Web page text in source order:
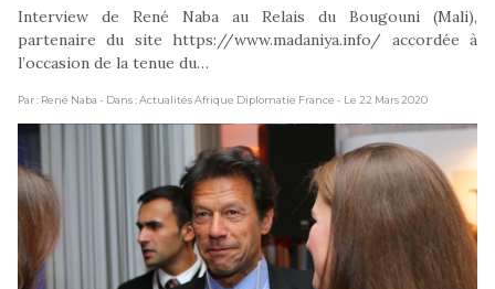
Interview de René Naba au Relais du Bougouni (Mali),
partenaire du site https://www.madaniya.info/ accordée à
l’occasion de la tenue du…
Par : René Naba - Dans : Actualités Afrique Diplomatie France - Le 22 Mars 2020